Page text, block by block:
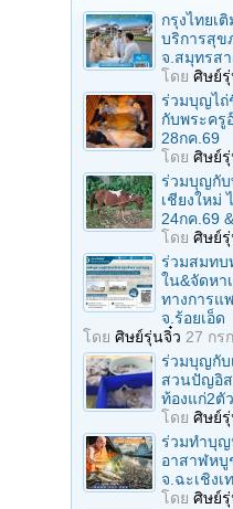
กรุงไทยเ
บริการสุข
จ.สมุทรส
โดย ศิษย์
ร่วมบุญไถ่
กับพระครู
28กค.69
โดย ศิษย์
ร่วมบุญกับ
เชียงใหม่
24กค.69
โดย ศิษย์
ร่วมสมทบ
ใน&จัดหา
ทางการแ
จ.ร้อยเอ็ด
โดย ศิษย์รุ่นจิ๋ว 27 กร
ร่วมบุญกั
สวนปัญอิ
ท้องแก่2ตั
โดย ศิษย์
ร่วมทําบุญ
อาสาฬหบู
จ.ฉะเชิงเ
โดย ศิษย์